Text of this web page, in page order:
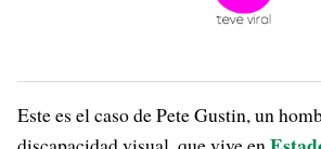
Este es el caso de Pete Gustin, un